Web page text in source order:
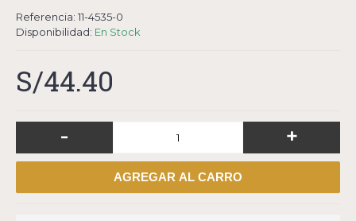
Referencia: 11-4535-0
Disponibilidad: En Stock
S/44.40
- +
AGREGAR AL CARRO